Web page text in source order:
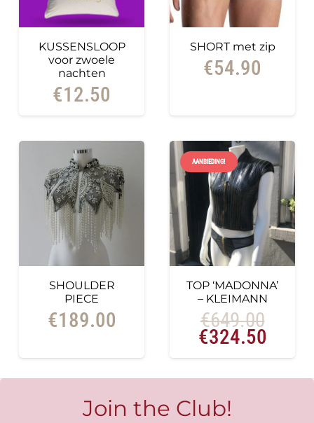
KUSSENSLOOP
voor zwoele
nachten
€12.50
SHORT met zip
€54.90
SHOULDER
PIECE
€189.00
AANBIEDING!
TOP ‘MADONNA’
– KLEIMANN
€649.00
prijs
€324.50
prijs
Join the Club!